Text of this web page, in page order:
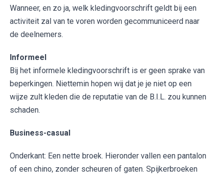
Wanneer, en zo ja, welk kledingvoorschrift geldt bij een
activiteit zal van te voren worden gecommuniceerd naar
de deelnemers.
Informeel
Bij het informele kledingvoorschrift is er geen sprake van
beperkingen. Niettemin hopen wij dat je je niet op een
wijze zult kleden die de reputatie van de B.I.L. zou kunnen
schaden.
Business-casual
Onderkant: Een nette broek. Hieronder vallen een pantalon
of een chino, zonder scheuren of gaten. Spijkerbroeken